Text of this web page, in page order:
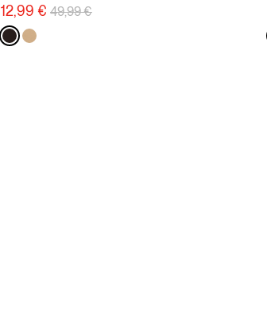
12,99 € Preisreduzierung von
49,99 €auf